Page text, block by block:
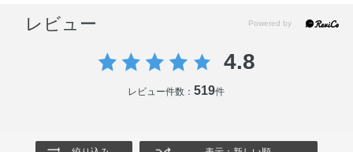
レビュー
4.8
レビュー件数：519件